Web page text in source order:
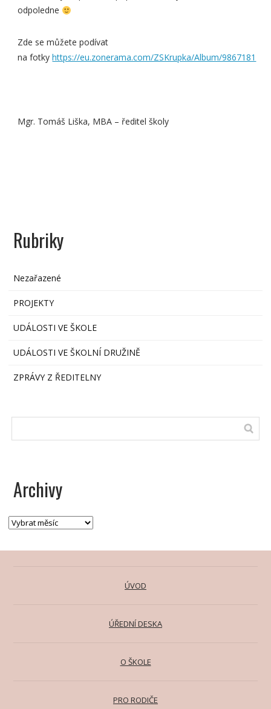
odpoledne
Zde se můžete podívat
na fotkyhttps://eu.zonerama.com/ZSKrupka/Album/9867181
Mgr. Tomáš Liška, MBA – ředitel školy
Rubriky
Nezařazené
PROJEKTY
UDÁLOSTI VE ŠKOLE
UDÁLOSTI VE ŠKOLNÍ DRUŽINĚ
ZPRÁVY Z ŘEDITELNY
Archivy
ÚVOD
ÚŘEDNÍ DESKA
O ŠKOLE
PRO RODIČE